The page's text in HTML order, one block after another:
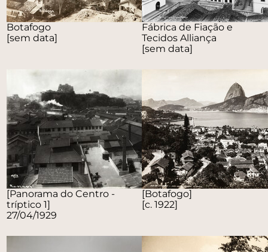
Botafogo
[sem data]
Fábrica de Fiação e
Tecidos Alliança
[sem data]
[Panorama do Centro -
tríptico 1]
27/04/1929
[Botafogo]
[c. 1922]